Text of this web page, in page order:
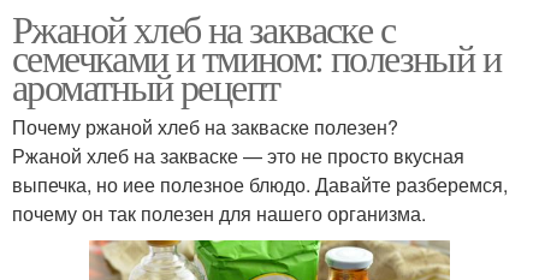
Ржаной хлеб на закваске с
семечками и тмином: полезный и
ароматный рецепт
Почему ржаной хлеб на закваске полезен?
Ржаной хлеб на закваске — это не просто вкусная
выпечка, но иее полезное блюдо. Давайте разберемся,
почему он так полезен для нашего организма.